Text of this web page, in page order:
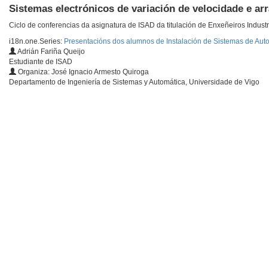
Sistemas electrónicos de variación de velocidade e
Ciclo de conferencias da asignatura de ISAD da titulación de Enxeñeiros
i18n.one.Series: Presentacións dos alumnos de Instalación de Sistemas de
Adrián Fariña Queijo
Estudiante de ISAD
Organiza: José Ignacio Armesto Quiroga
Departamento de Ingeniería de Sistemas y Automática, Universidade de Vigo